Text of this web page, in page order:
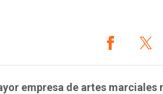
empresa de artes marciales